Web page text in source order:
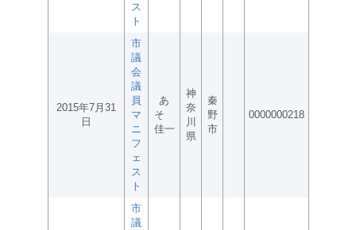
ス
ト
2015年7月31
日
市
議
会
議
員
マ
ニ
フ
ェ
ス
ト
あ
そ
佳一
神
奈
川
県
秦
野
市
0000000218
市
議